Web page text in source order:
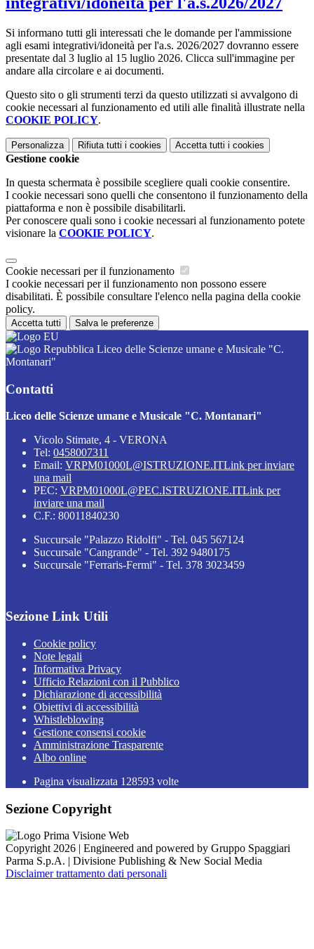
Si informano tutti gli interessati che le domande per l'ammissione
agli esami integrativi/idoneità per l'a.s. 2026/2027 dovranno essere
presentate dal 3 luglio al 15 luglio 2026. Clicca sull'immagine per
andare alla circolare e ai documenti.
Questo sito o gli strumenti terzi da questo utilizzati si avvalgono di
cookie necessari al funzionamento ed utili alle finalità illustrate nella
COOKIE POLICY.
Personalizza Rifiuta tutti i cookies Accetta tutti i cookies
Gestione cookie
In questa schermata è possibile scegliere quali cookie consentire.
I cookie necessari sono quelli che consentono il funzionamento della
piattaforma e non è possibile disabilitarli.
Per conoscere quali sono i cookie necessari al funzionamento potete
visionare la COOKIE POLICY.
Cookie necessari per il funzionamento
I cookie necessari per il funzionamento non possono essere
disabilitati. È possibile consultare l'elenco nella pagina della cookie
policy.
Accetta tutti Salva le preferenze
Liceo delle Scienze umane e Musicale "C.
Montanari"
Contatti
Liceo delle Scienze umane e Musicale "C. Montanari"
Vicolo Stimate, 4 - VERONA
Tel: 0458007311
Email: VRPM01000L@ISTRUZIONE.ITLink per inviare
una mail
PEC: VRPM01000L@PEC.ISTRUZIONE.ITLink per
inviare una mail
C.F.: 80011840230
Succursale "Palazzo Ridolfi" - Tel. 045 567124
Succursale "Cangrande" - Tel. 392 9480175
Succursale "Ferraris-Fermi" - Tel. 378 3023459
Sezione Link Utili
Cookie policy
Note legali
Informativa Privacy
Ufficio Relazioni con il Pubblico
Dichiarazione di accessibilità
Obiettivi di accessibilità
Whistleblowing
Gestione consensi cookie
Amministrazione Trasparente
Albo online
Pagina visualizzata 128593 volte
Sezione Copyright
Copyright 2026 | Engineered and powered by Gruppo Spaggiari
Parma S.p.A. | Divisione Publishing & New Social Media
Disclaimer trattamento dati personali